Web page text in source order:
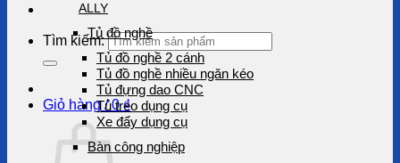
Tìm kiếm:
Giỏ hàng /0₫
ALLY
Tủ đồ nghề
Tủ đồ nghề 2 cánh
Tủ đồ nghề nhiều ngăn kéo
Tủ đựng dao CNC
Tủ treo dụng cụ
Xe đẩy dụng cụ
Bàn công nghiệp